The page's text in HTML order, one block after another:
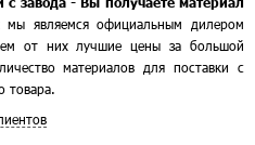
мы являемся официальным дилером
от них лучшие цены за большой
материалов для поставки с
товара.